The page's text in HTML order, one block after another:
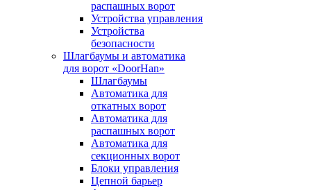
распашных ворот
Устройства управления
Устройства
безопасности
Шлагбаумы и автоматика
для ворот «DoorHan»
Шлагбаумы
Автоматика для
откатных ворот
Автоматика для
распашных ворот
Автоматика для
секционных ворот
Блоки управления
Цепной барьер